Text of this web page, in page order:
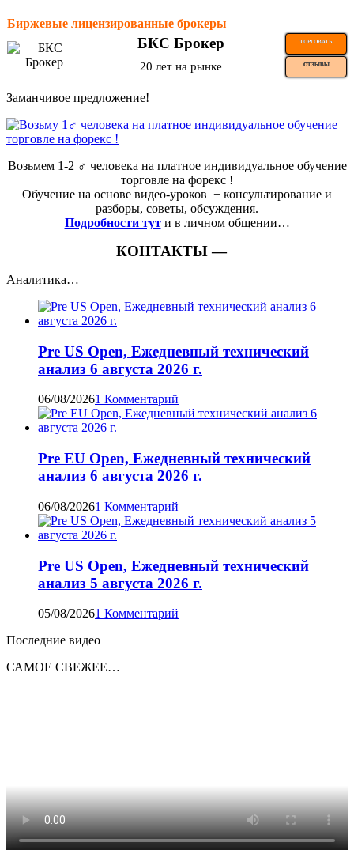
Биржевые лицензированные брокеры
БКС Брокер ТОРГОВАТЬ
20 лет на рынке ОТЗЫВЫ
Заманчивое предложение!
Возьмем 1-2 ‍♂️ человека на платное индивидуальное обучение
торговле на форекс !
Обучение на основе видео-уроков ️ + консультирование и
разборы, советы, обсуждения.
Подробности тут и в личном общении…
КОНТАКТЫ —
Аналитика…
Pre US Open, Ежедневный технический
анализ 6 августа 2026 г.
06/08/20261 Комментарий
Pre EU Open, Ежедневный технический
анализ 6 августа 2026 г.
06/08/20261 Комментарий
Pre US Open, Ежедневный технический
анализ 5 августа 2026 г.
05/08/20261 Комментарий
Последние видео
САМОЕ СВЕЖЕЕ…